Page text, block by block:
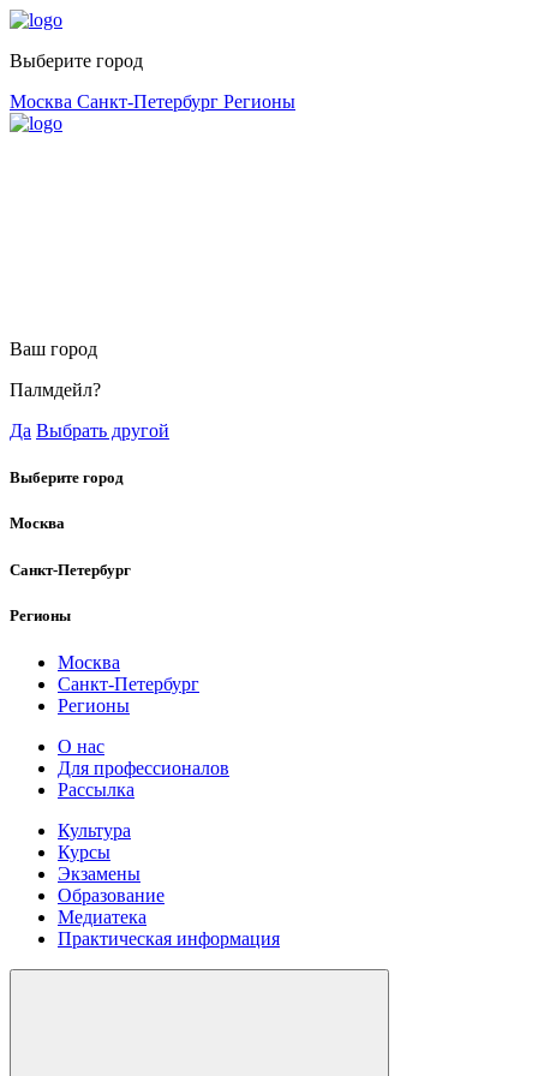
Выберите город
Москва Санкт-Петербург Регионы
Ваш город
Палмдейл?
Да Выбрать другой
Выберите город
Москва
Санкт-Петербург
Регионы
Москва
Санкт-Петербург
Регионы
О нас
Для профессионалов
Рассылка
Культура
Курсы
Экзамены
Образование
Медиатека
Практическая информация